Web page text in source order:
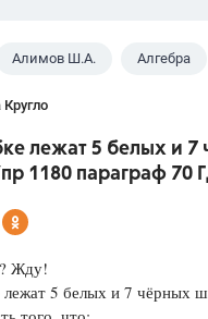
Алимов Ш.А. Алгебра
Кругло
лежат 5 белых и
1180 параграф 70
Жду!
лежат 5 белых и 7 чёрных